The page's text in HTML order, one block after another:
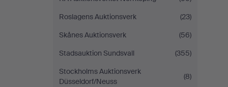
Roslagens Auktionsverk
(23)
Skånes Auktionsverk
(56)
Stadsauktion Sundsvall
(355)
Stockholms Auktionsverk
Düsseldorf/Neuss
(8)